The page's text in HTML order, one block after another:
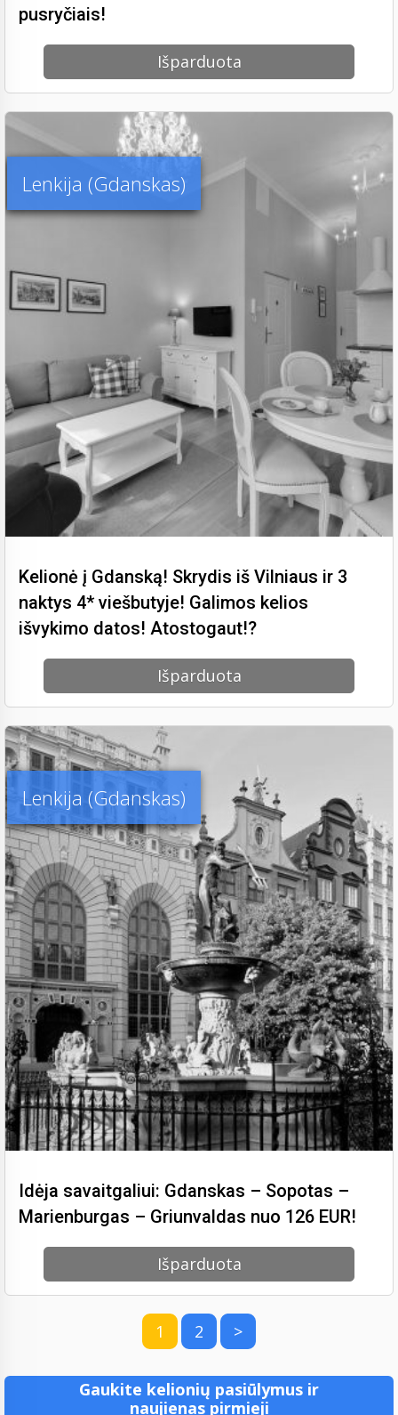
pusryčiais!
Išparduota
Lenkija (Gdanskas)
Kelionė į Gdanską! Skrydis iš Vilniaus ir 3
naktys 4* viešbutyje! Galimos kelios
išvykimo datos! Atostogaut!?
Išparduota
Lenkija (Gdanskas)
Idėja savaitgaliui: Gdanskas – Sopotas –
Marienburgas – Griunvaldas nuo 126 EUR!
Išparduota
1 2 >
Gaukite kelionių pasiūlymus ir
naujienas pirmieji